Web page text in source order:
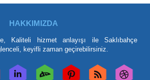
HAKKIMIZDA
Kaliteli hizmet anlayışı ile Saklıbahçe
keyifli zaman geçirebilirsiniz.